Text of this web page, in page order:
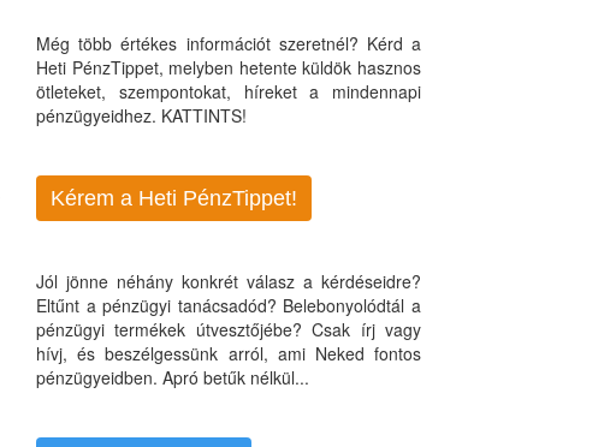
Még több értékes információt szeretnél? Kérd a
Heti PénzTippet, melyben hetente küldök hasznos
ötleteket, szempontokat, híreket a mindennapi
pénzügyeidhez. KATTINTS!
Kérem a Heti PénzTippet!
Jól jönne néhány konkrét válasz a kérdéseidre?
Eltűnt a pénzügyi tanácsadód? Belebonyolódtál a
pénzügyi termékek útvesztőjébe? Csak írj vagy
hívj, és beszélgessünk arról, ami Neked fontos
pénzügyeidben. Apró betűk nélkül...